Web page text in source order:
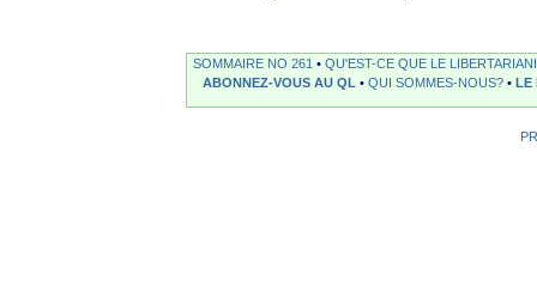
SOMMAIRE NO 261 • QU'EST-CE QUE LE
ABONNEZ-VOUS AU QL • QUI SOMMES-NOUS?• LE